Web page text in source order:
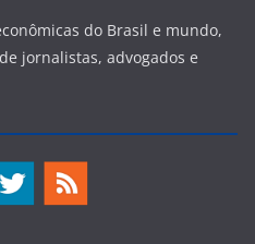
do Brasil e mundo,
jornalistas, advogados e